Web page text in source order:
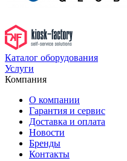
Каталог оборудования
Услуги
Компания
О компании
Гарантия и сервис
Доставка и оплата
Новости
Бренды
Контакты